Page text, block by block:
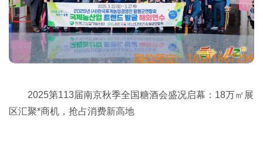
2025第113届南京秋季全国糖酒会盛况启幕：18万㎡展
区汇聚*商机，抢占消费新高地‌